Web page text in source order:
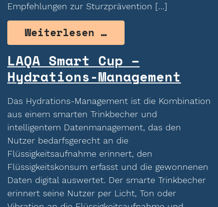
Empfehlungen zur Sturzprävention […]
Weiterlesen …from Lindera –
LAQA Smart Cup –
Hydrations-Management
Das Hydrations-Management ist die Kombination
aus einem smarten Trinkbecher und
intelligentem Datenmanagement, das den
Nutzer bedarfsgerecht an die
Flüssigkeitsaufnahme erinnert, den
Flüssigkeitskonsum erfasst und die gewonnenen
Daten digital auswertet. Der smarte Trinkbecher
erinnert seine Nutzer per Licht, Ton oder